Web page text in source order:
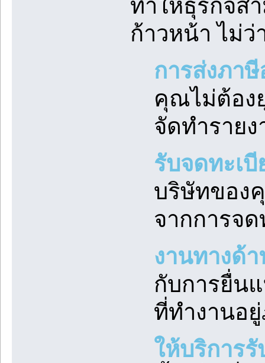
ทำให้ธุรกิจส
ก้าวหน้า ไม่ว่
การส่งภาษี
คุณไม่ต้อง
จัดทำราย
รับจดทะเ
บริษัทของ
จากการจ
งานทางด้า
กับการยื่น
ที่ทำงานอ
ให้บริการ